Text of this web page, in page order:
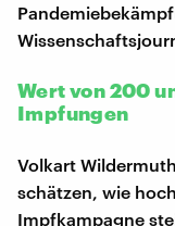
Wert von 200
Impfungen
Volkart
schätzen, wie
Impfkampagne